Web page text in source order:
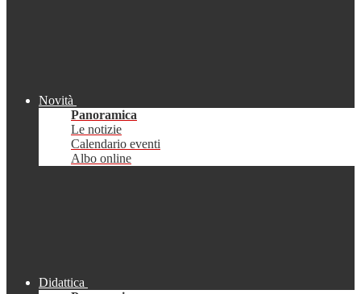
Novità
Panoramica
Le notizie
Calendario eventi
Albo online
Didattica